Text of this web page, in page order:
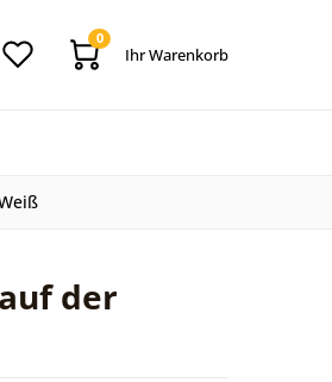
0
Ihr Warenkorb
der